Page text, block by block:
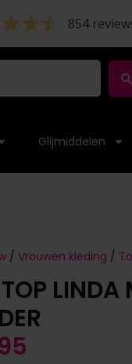
854
Glijmiddelen
/ Vrouwen kleding /
TOP